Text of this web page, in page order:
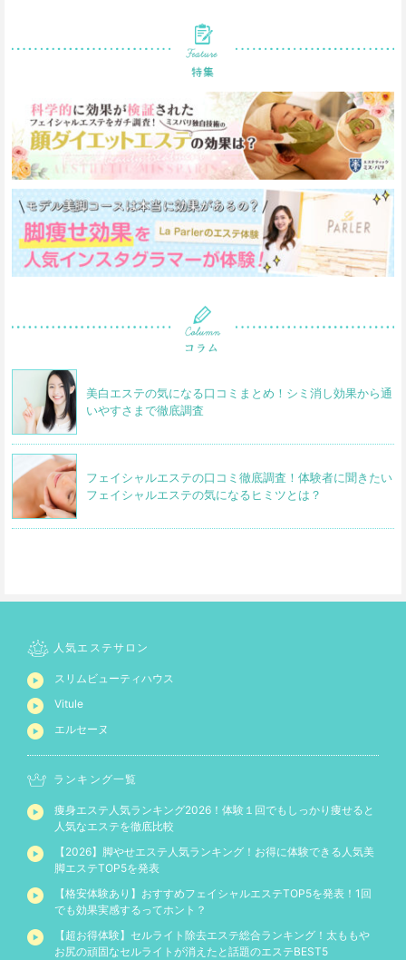
美白エステの気になる口コミまとめ！シミ消し効果から通
いやすさまで徹底調査
フェイシャルエステの口コミ徹底調査！体験者に聞きたい
フェイシャルエステの気になるヒミツとは？
人気エステサロン
スリムビューティハウス
Vitule
エルセーヌ
ランキング一覧
痩身エステ人気ランキング2026！体験１回でもしっかり痩せると
人気なエステを徹底比較
【2026】脚やせエステ人気ランキング！お得に体験できる人気美
脚エステTOP5を発表
【格安体験あり】おすすめフェイシャルエステTOP5を発表！1回
でも効果実感するってホント？
【超お得体験】セルライト除去エステ総合ランキング！太ももや
お尻の頑固なセルライトが消えたと話題のエステBEST5